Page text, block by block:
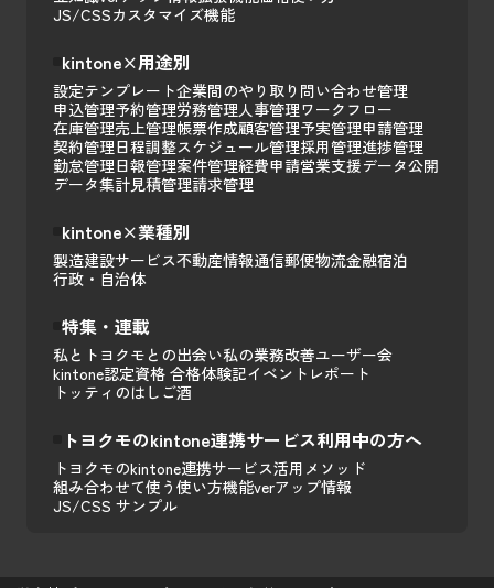
JS/CSSカスタマイズ機能
kintone×用途別
設定テンプレート企業間のやり取り 問い合わせ管理
申込管理予約管理労務管理人事管理ワークフロー
在庫管理売上管理帳票作成顧客管理予実管理申請管理
契約管理日程調整スケジュール管理採用管理進捗管理
勤怠管理日報管理案件管理経費申請営業支援データ公開
データ集計見積管理請求管理
kintone×業種別
製造建設サービス不動産情報通信郵便物流金融宿泊
行政・自治体
特集・連載
私とトヨクモとの出会い私の業務改善ユーザー会
kintone認定資格 合格体験記イベントレポート
トッティのはしご酒
トヨクモのkintone連携サービス利用中の方へ
トヨクモのkintone連携サービス活用メソッド
組み合わせて使う 使い方機能verアップ情報
JS/CSS サンプル